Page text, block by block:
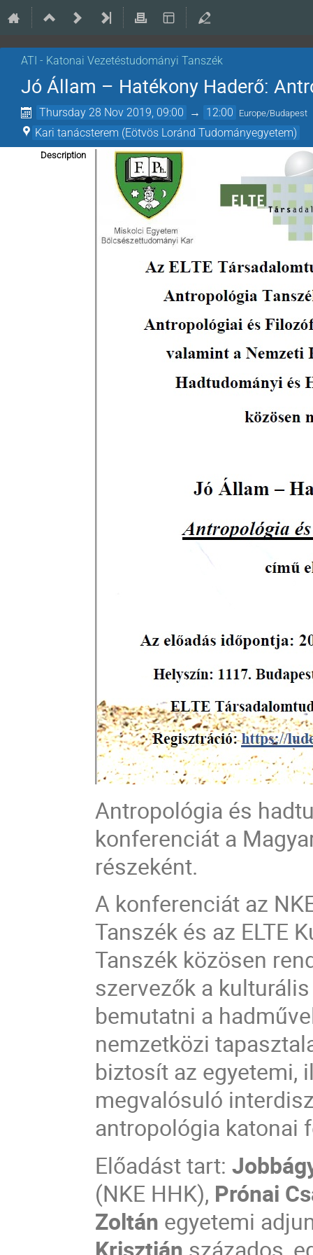
ATI - Katonai Vezetéstudományi Tanszék
Jó Állam – Hatékony Haderő:
Thursday 28 Nov 2019, 09:00 → 12:00 Europe/Budapest
Kari tanácsterem (Eötvös Loránd Tudományegyetem)
Description
Antropológia és
konferenciát a
részeként.
A konferenciát az
Tanszék és az ELTE
Tanszék közösen
szervezők a
bemutatni a
nemzetközi
biztosít az egyetemi,
megvalósuló
antropológia katonai
Előadást tart:
(NKE HHK), Prónai
Zoltán egyetemi
Krisztián százados,